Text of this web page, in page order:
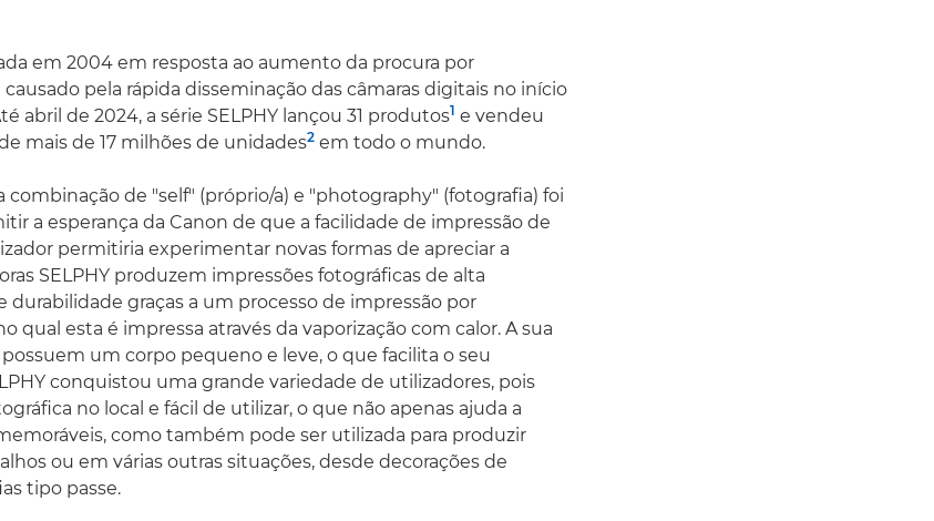
em 2004 em resposta ao aumento da procura por
pela rápida disseminação das câmaras digitais no início
abril de 2024, a série SELPHY lançou 31 produtos1 e vendeu
mais de 17 milhões de unidades2 em todo o mundo.
combinação de "self" (próprio/a) e "photography" (fotografia) foi
a esperança da Canon de que a facilidade de impressão de
permitiria experimentar novas formas de apreciar a
SELPHY produzem impressões fotográficas de alta
durabilidade graças a um processo de impressão por
qual esta é impressa através da vaporização com calor. A sua
um corpo pequeno e leve, o que facilita o seu
conquistou uma grande variedade de utilizadores, pois
no local e fácil de utilizar, o que não apenas ajuda a
como também pode ser utilizada para produzir
ou em várias outras situações, desde decorações de
tipo passe.